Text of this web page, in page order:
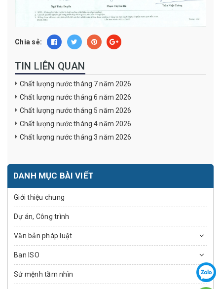
Chia sẻ:
TIN LIÊN QUAN
Chất lượng nước tháng 7 năm 2026
Chất lượng nước tháng 6 năm 2026
Chất lượng nước tháng 5 năm 2026
Chất lượng nước tháng 4 năm 2026
Chất lượng nước tháng 3 năm 2026
DANH MỤC BÀI VIẾT
Giới thiệu chung
Dự án, Công trình
Văn bản pháp luật
Ban ISO
Sứ mệnh tầm nhìn